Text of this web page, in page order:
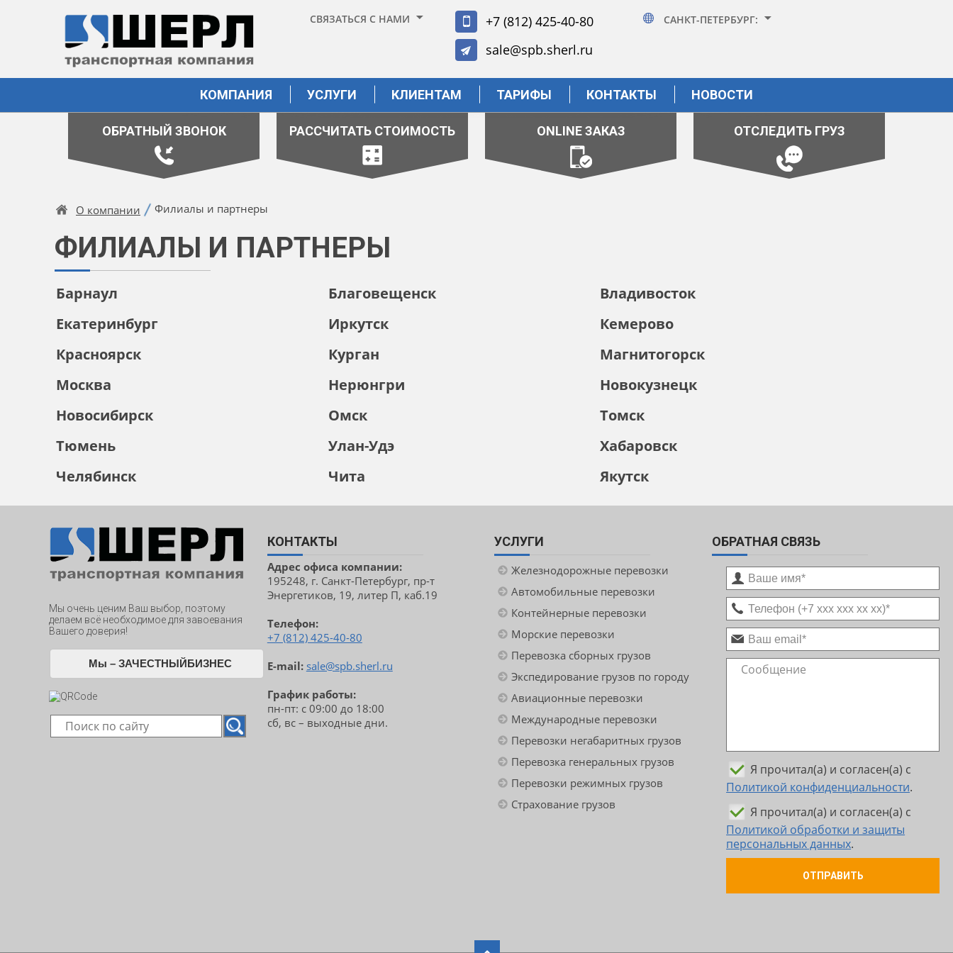
СВЯЗАТЬСЯ С НАМИ САНКТ-ПЕТЕРБУРГ:
+7 (812) 425-40-80
sale@spb.sherl.ru
КОМПАНИЯ УСЛУГИ КЛИЕНТАМ ТАРИФЫ КОНТАКТЫ НОВОСТИ
ОБРАТНЫЙ ЗВОНОК РАССЧИТАТЬ СТОИМОСТЬ ONLINE ЗАКАЗ ОТСЛЕДИТЬ ГРУЗ
О компании Филиалы и партнеры
ФИЛИАЛЫ И ПАРТНЕРЫ
Барнаул Благовещенск
Владивосток
Екатеринбург
Иркутск
Кемерово
Красноярск
Курган
Магнитогорск
Москва
Нерюнгри
Новокузнецк
Новосибирск
Омск
Томск
Тюмень
Улан-Удэ
Хабаровск
Челябинск
Чита Якутск
Мы очень ценим Ваш выбор, поэтому
делаем всё необходимое для завоевания
Вашего доверия!
Мы – ЗАЧЕСТНЫЙБИЗНЕС
КОНТАКТЫ
Адрес офиса компании:
195248, г. Санкт-Петербург, пр-т
Энергетиков, 19, литер П, каб.19
Телефон:
+7 (812) 425-40-80
E-mail: sale@spb.sherl.ru
График работы:
пн-пт: с 09:00 до 18:00
сб, вс – выходные дни.
УСЛУГИ
Железнодорожные перевозки
Автомобильные перевозки
Контейнерные перевозки
Морские перевозки
Перевозка сборных грузов
Экспедирование грузов по городу
Авиационные перевозки
Международные перевозки
Перевозки негабаритных грузов
Перевозка генеральных грузов
Перевозки режимных грузов
Страхование грузов
ОБРАТНАЯ СВЯЗЬ
Я прочитал(а) и согласен(а) с
Политикой конфиденциальности.
Я прочитал(а) и согласен(а) с
Политикой обработки и защиты
персональных данных.
ОТПРАВИТЬ